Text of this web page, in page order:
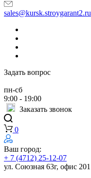
sales@kursk.stroygarant2.ru
Задать вопрос
пн-сб
9:00 - 19:00
Заказать звонок
0
Ваш город:
+ 7 (4712) 25-12-07
ул. Союзная 63г, офис 201